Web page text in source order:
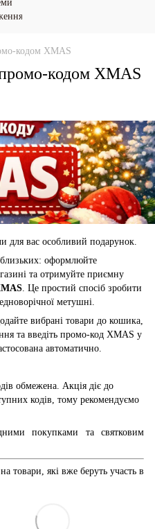
кодом XMAS
кодом XMAS
для вас особливий подарунок.
близьких: оформлюйте
та отримуйте приємну
. Це простий спосіб зробити
метушні.
вибрані товари до кошика,
та введіть промо-код XMAS у
автоматично.
обмежена. Акція діє до
кодів, тому рекомендуємо
покупками та святковим
товари, які вже беруть участь в